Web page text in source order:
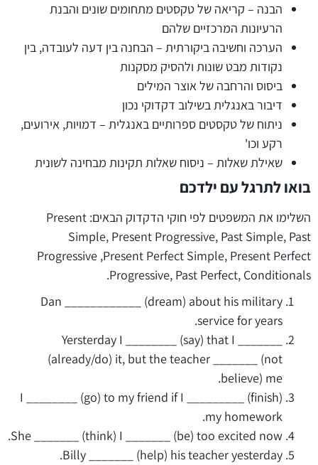
הבנה – קריאה של טקסטים מתחומים שונים והבנת
הרעיונות המרכזיים שלהם
הערכה וחשיבה ביקורתית – הבחנה בין דעה לעובדה, בין
נקודות מבט שונות ולהסיק מסקנות
ביסוס והרחבה של אוצר המילים
דיבור באנגלית בשילוב דקדוקי נכון
ניתוח של טקסטים ספרותיים באנגלית – דמויות, אירועים,
רקע וכו'
שאילת שאלות – ניסוח שאלות תקינות מבחינה לשונית
בואו לתרגל עם ילדכם
השלימו את המשפטים לפי חוקי הדקדוק הבאים: Present
Simple, Present Progressive, Past Simple, Past
Progressive ,Present Perfect Simple, Present Perfect
Progressive, Past Perfect, Conditionals.
Dan ____________ (dream) about his military
service for years.
Yersterday I ________ (say) that I _______
(already/do) it, but the teacher _______ (not
believe) me.
I ________ (go) to my friend if I _________ (finish)
my homework.
She _______ (think) I _______ (be) too excited now.
Billy _______ (help) his teacher yesterday.